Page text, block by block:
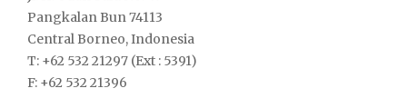
Pangkalan Bun 74113
Central Borneo, Indonesia
T: +62 532 21297 (Ext : 5391)
F: +62 532 21396